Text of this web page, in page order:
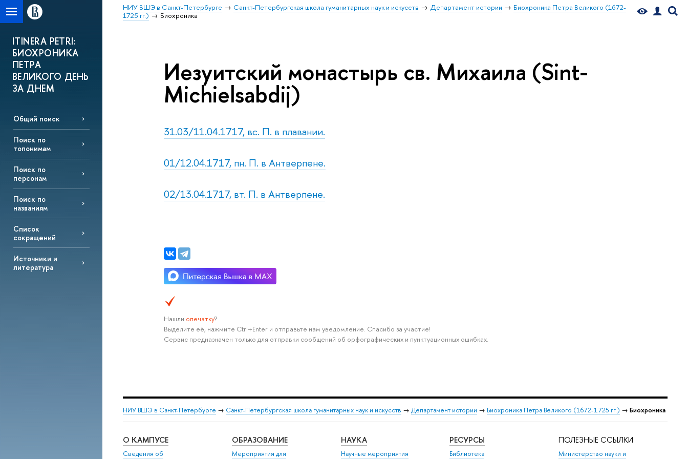
НИУ ВШЭ в Санкт-Петербурге Санкт-Петербургская школа гуманитарных наук и искусств Департамент истории
Биохроника Петра Великого (1672-
1725 гг.)
Биохроника
ITINERA PETRI:
БИОХРОНИКА
ПЕТРА
ВЕЛИКОГО ДЕНЬ
ЗА ДНЕМ
Общий поиск
Поиск по
топонимам
Поиск по
персонам
Поиск по
названиям
Список
сокращений
Источники и
литература
Иезуитский монастырь св. Михаила (Sint-
Michielsabdij)
31.03/11.04.1717, вс. П. в плавании.
01/12.04.1717, пн. П. в Антверпене.
02/13.04.1717, вт. П. в Антверпене.
Нашли опечатку?
Выделите её, нажмите Ctrl+Enter и отправьте нам уведомление. Спасибо за участие!
Сервис предназначен только для отправки сообщений об орфографических и пунктуационных ошибках.
НИУ ВШЭ в Санкт-Петербурге → Санкт-Петербургская школа гуманитарных наук и искусств → Департамент истории → Биохроника Петра Великого (1672-1725 гг.) → Биохроника
О КАМПУСЕ
Сведения об
ОБРАЗОВАНИЕ
Мероприятия для
НАУКА
Научные мероприятия
РЕСУРСЫ
Библиотека
ПОЛЕЗНЫЕ ССЫЛКИ
Министерство науки и